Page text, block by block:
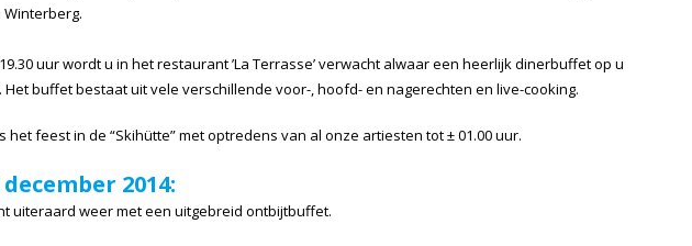
uur wordt u in het restaurant ’La Terrasse’ verwacht alwaar een heerlijk dinerbuffet op u
Het buffet bestaat uit vele verschillende voor-, hoofd- en nagerechten en live-cooking.
het feest in de “Skihütte” met optredens van al onze artiesten tot ± 01.00 uur.
2014:
uiteraard weer met een uitgebreid ontbijtbuffet.